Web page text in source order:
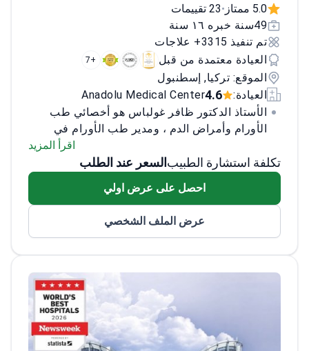
5.0 ممتاز •23 تقييمات
49سنة خبره ١٦ سنة
تم تنفيذ 3315+ علاجات
العيادة معتمدة من قبل
+7
الموقع: تركيا, إسطنبول
العيادة:
4.6
Anadolu Medical Center
الأستاذ الدكتور ظافر غولباس هو أخصائي طب
الأورام وأمراض الدم ، ومدير طب الأورام في
مركز الأناضول الطبي ومؤسس مركز زرع نخاع
العظام في الأناضول. وهو اختصاصي أمراض الدم
زراعة نخاع العظام ، وحصل على تعليم من كلية
الأناضول ، ومركز أتاتورك للأمراض الرئوية
أندرسون لأبحاث السرطان. ، ومستشفى الأميرة
مارغريت بجامعة تورنتو.
اقرأ المزيد
تكلفة استشارة الطبيب السعر عند الطلب
احصل على عرض اولي
عرض الملف الشخصي